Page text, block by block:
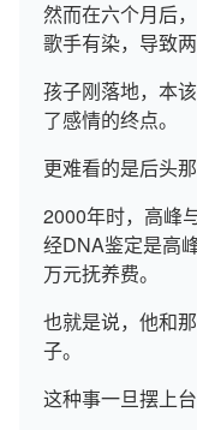
然而在六个月后
歌手有染，导致
孩子刚落地，本
了感情的终点。
更难看的是后头那
2000年时，高峰
经DNA鉴定是高
万元抚养费。
也就是说，他和
子。
这种事一旦摆上